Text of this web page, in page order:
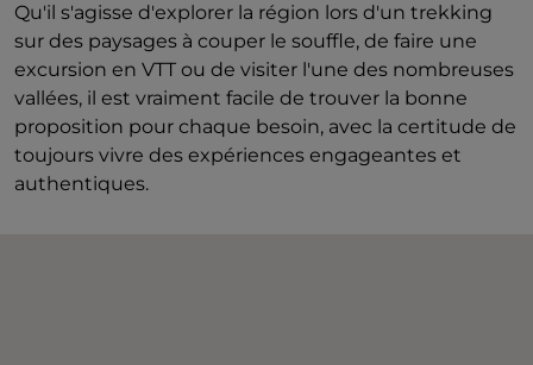
Qu'il s'agisse d'explorer la région lors d'un trekking
sur des paysages à couper le souffle, de faire une
excursion en VTT ou de visiter l'une des nombreuses
vallées, il est vraiment facile de trouver la bonne
proposition pour chaque besoin, avec la certitude de
toujours vivre des expériences engageantes et
authentiques.